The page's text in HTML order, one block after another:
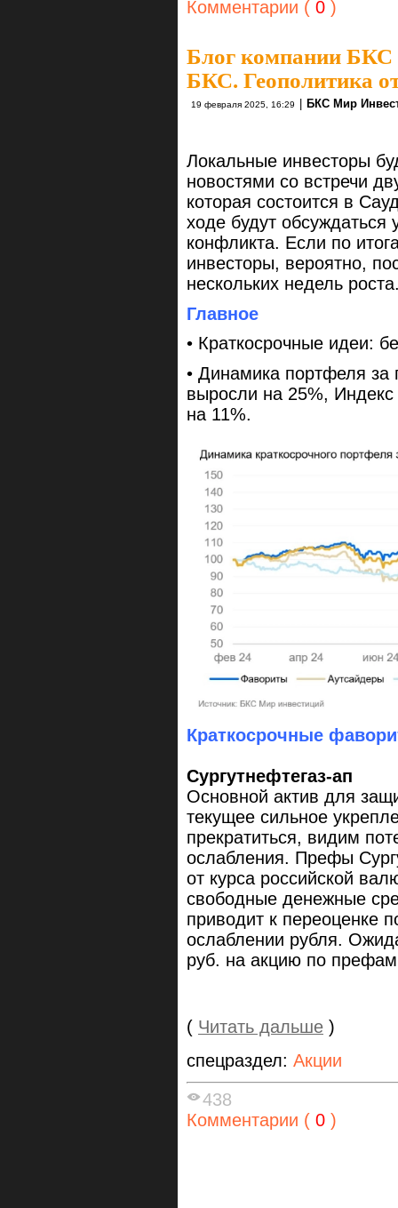
Комментарии ( 0 )
Блог компании БКС
БКС. Геополитика
19 февраля 2025, 16:29 | БКС Мир
Локальные инвесторы
новостями со встречи
которая состоится в
ходе будут обсуждаться
конфликта. Если по
инвесторы, вероятно,
нескольких недель
Главное
• Краткосрочные идеи:
• Динамика портфеля
выросли на 25%,
на 11%.
Краткосрочные
Сургутнефтегаз-ап
Основной актив для
текущее сильное
прекратиться, видим
ослабления. Префы
от курса российской
свободные денежные
приводит к переоценке
ослаблении рубля.
руб. на акцию по
( Читать дальше )
спецраздел: Акции
438
Комментарии ( 0 )